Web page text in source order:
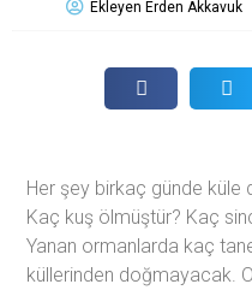
Ekleyen Erden Akkavuk
Her şey birkaç günde küle
Kaç kuş ölmüştür? Kaç
Yanan ormanlarda kaç
küllerinden doğmayacak.